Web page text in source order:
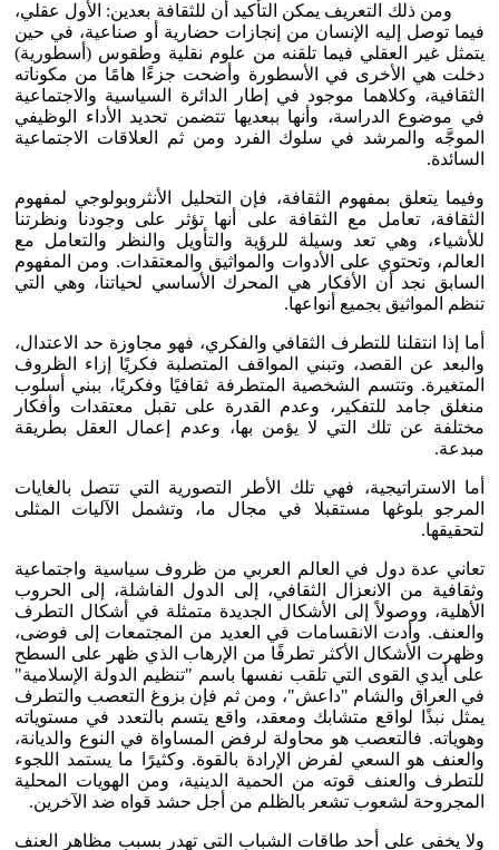
ومن ذلك التعريف يمكن التأكيد أن للثقافة بعدين: الأول عقلي،
فيما توصل إليه الإنسان من إنجازات حضارية أو صناعية، في حين
يتمثل غير العقلي فيما تلقنه من علوم نقلية وطقوس (أسطورية)
دخلت هي الأخرى في الأسطورة وأضحت جزءًا هامًا من مكوناته
الثقافية، وكلاهما موجود في إطار الدائرة السياسية والاجتماعية
في موضوع الدراسة، وأنها ببعديها تتضمن تحديد الأداء الوظيفي
الموجَّه والمرشد في سلوك الفرد ومن ثم العلاقات الاجتماعية
السائدة.
وفيما يتعلق بمفهوم الثقافة، فإن التحليل الأنثروبولوجي لمفهوم
الثقافة، تعامل مع الثقافة على أنها تؤثر على وجودنا ونظرتنا
للأشياء، وهي تعد وسيلة للرؤية والتأويل والنظر والتعامل مع
العالم، وتحتوي على الأدوات والمواثيق والمعتقدات. ومن المفهوم
السابق نجد أن الأفكار هي المحرك الأساسي لحياتنا، وهي التي
تنظم المواثيق بجميع أنواعها.
أما إذا انتقلنا للتطرف الثقافي والفكري، فهو مجاوزة حد الاعتدال،
والبعد عن القصد، وتبني المواقف المتصلبة فكريًا إزاء الظروف
المتغيرة. وتتسم الشخصية المتطرفة ثقافيًا وفكريًا، ببني أسلوب
منغلق جامد للتفكير، وعدم القدرة على تقبل معتقدات وأفكار
مختلفة عن تلك التي لا يؤمن بها، وعدم إعمال العقل بطريقة
مبدعة.
أما الاستراتيجية، فهي تلك الأطر التصورية التي تتصل بالغايات
المرجو بلوغها مستقبلا في مجال ما، وتشمل الآليات المثلى
لتحقيقها.
تعاني عدة دول في العالم العربي من ظروف سياسية واجتماعية
وثقافية من الانعزال الثقافي، إلى الدول الفاشلة، إلى الحروب
الأهلية، ووصولاً إلى الأشكال الجديدة متمثلة في أشكال التطرف
والعنف. وأدت الانقسامات في العديد من المجتمعات إلى فوضى،
وظهرت الأشكال الأكثر تطرفًا من الإرهاب الذي ظهر على السطح
على أيدي القوى التي تلقب نفسها باسم "تنظيم الدولة الإسلامية"
في العراق والشام "داعش"، ومن ثم فإن بزوغ التعصب والتطرف
يمثل نبذًا لواقع متشابك ومعقد، واقع يتسم بالتعدد في مستوياته
وهوياته. فالتعصب هو محاولة لرفض المساواة في النوع والديانة،
والعنف هو السعي لفرض الإرادة بالقوة. وكثيرًا ما يستمد اللجوء
للتطرف والعنف قوته من الحمية الدينية، ومن الهويات المحلية
المجروحة لشعوب تشعر بالظلم من أجل حشد قواه ضد الآخرين.
ولا يخفى على أحد طاقات الشباب التي تهدر بسبب مظاهر العنف